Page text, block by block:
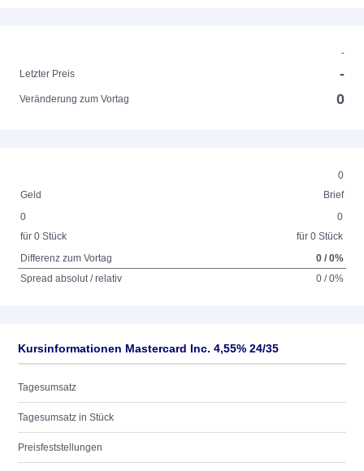
-
Letzter Preis
-
Veränderung zum Vortag 0
0
Geld
Brief
0
für 0 Stück
0
für 0 Stück
Differenz zum Vortag
0 / 0%
Spread absolut / relativ
0 / 0%
Kursinformationen Mastercard Inc. 4,55% 24/35
Tagesumsatz
Tagesumsatz in Stück
Preisfeststellungen